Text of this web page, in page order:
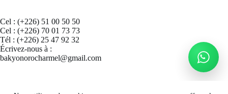
Cel : (+226) 51 00 50 50
Cel : (+226) 70 01 73 73
Tél : (+226) 25 47 92 32
Écrivez-nous à :
bakyonorocharmel@gmail.com